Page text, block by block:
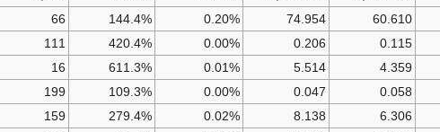
60.610
74.954
0.20%
144.4%
66
0.115
0.206
0.00%
420.4%
111
4.359
5.514
0.01%
611.3%
16
0.058
0.047
0.00%
109.3%
199
6.306
8.138
0.02%
279.4%
159